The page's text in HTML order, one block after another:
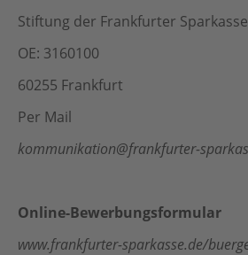
Stiftung der Frankfurter Sparkasse
OE: 3160100
60255 Frankfurt
Per Mail
kommunikation@frankfurter-
Online-Bewerbungsformular
www.frankfurter-sparkasse.de/